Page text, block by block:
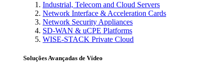
Industrial, Telecom and Cloud Servers
Network Interface & Acceleration Cards
Network Security Appliances
SD-WAN & uCPE Platforms
WISE-STACK Private Cloud
Soluções Avançadas de Vídeo